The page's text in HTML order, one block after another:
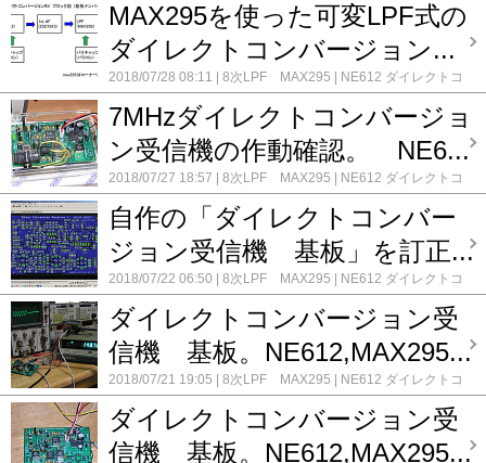
MAX295を使った可変LPF式の
ダイレクトコンバージョン...
2018/07/28 08:11 8次LPF MAX295
NE612 ダイレクトコ
ンバージョン受信機基板
コメント(0)
7MHzダイレクトコンバージョ
ン受信機の作動確認。 NE6...
2018/07/27 18:57 8次LPF MAX295
NE612 ダイレクトコ
ンバージョン受信機基板
コメント(0)
自作の「ダイレクトコンバー
ジョン受信機 基板」を訂正...
2018/07/22 06:50 8次LPF MAX295
NE612 ダイレクトコ
ンバージョン受信機基板
コメント(0)
ダイレクトコンバージョン受
信機 基板。NE612,MAX295...
2018/07/21 19:05 8次LPF MAX295
NE612 ダイレクトコ
ンバージョン受信機基板
コメント(0)
ダイレクトコンバージョン受
信機 基板。NE612,MAX295...